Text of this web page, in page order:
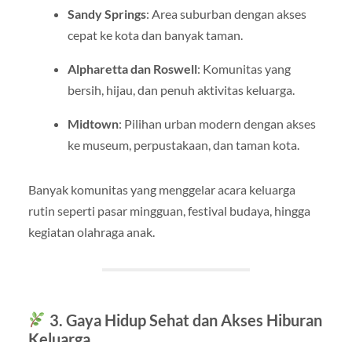
Sandy Springs: Area suburban dengan akses
cepat ke kota dan banyak taman.
Alpharetta dan Roswell: Komunitas yang
bersih, hijau, dan penuh aktivitas keluarga.
Midtown: Pilihan urban modern dengan akses
ke museum, perpustakaan, dan taman kota.
Banyak komunitas yang menggelar acara keluarga
rutin seperti pasar mingguan, festival budaya, hingga
kegiatan olahraga anak.
3. Gaya Hidup Sehat dan Akses Hiburan